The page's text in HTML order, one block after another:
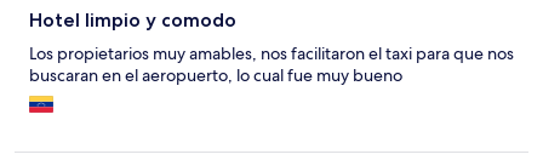
Hotel limpio y comodo
Los propietarios muy amables, nos facilitaron el taxi para que nos
buscaran en el aeropuerto, lo cual fue muy bueno